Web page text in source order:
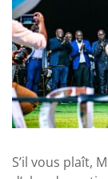
S’il vous plaît,